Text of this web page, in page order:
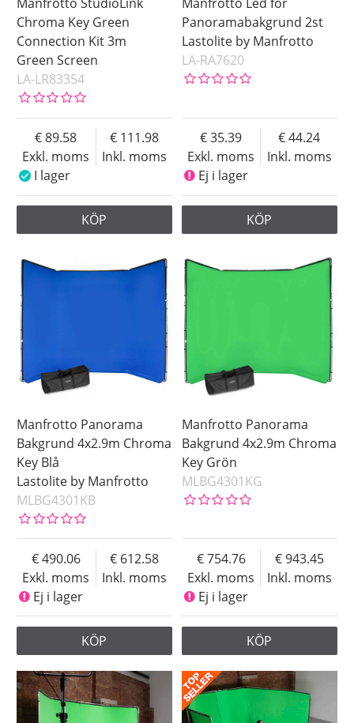
Chroma Key Green
Connection Kit 3m
Green Screen
LA-LR83354
Exkl. moms
89.58
Inkl. moms
111.98
I lager
KÖP
Panoramabakgrund 2st
Lastolite by Manfrotto
LA-RA7620
Exkl. moms
35.39
Inkl. moms
44.24
Ej i lager
KÖP
Manfrotto Panorama
Bakgrund 4x2.9m Chroma
Key Blå
Lastolite by Manfrotto
MLBG4301KB
Exkl. moms
490.06
Inkl. moms
612.58
Ej i lager
KÖP
Manfrotto Panorama
Bakgrund 4x2.9m Chroma
Key Grön
MLBG4301KG
Exkl. moms
754.76
Inkl. moms
943.45
Ej i lager
KÖP